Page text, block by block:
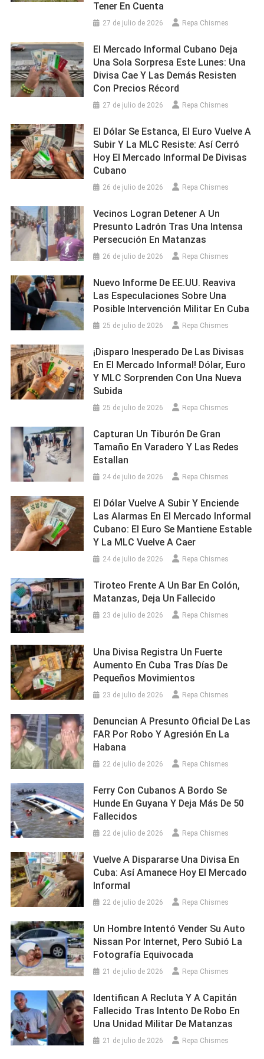
Tener En Cuenta
27 de julio de 2026 Repa Chismes
El Mercado Informal Cubano Deja
Una Sola Sorpresa Este Lunes: Una
Divisa Cae Y Las Demás Resisten
Con Precios Récord
27 de julio de 2026 Repa Chismes
El Dólar Se Estanca, El Euro Vuelve A
Subir Y La MLC Resiste: Así Cerró
Hoy El Mercado Informal De Divisas
Cubano
26 de julio de 2026 Repa Chismes
Vecinos Logran Detener A Un
Presunto Ladrón Tras Una Intensa
Persecución En Matanzas
26 de julio de 2026 Repa Chismes
Nuevo Informe De EE.UU. Reaviva
Las Especulaciones Sobre Una
Posible Intervención Militar En Cuba
25 de julio de 2026 Repa Chismes
¡Disparo Inesperado De Las Divisas
En El Mercado Informal! Dólar, Euro
Y MLC Sorprenden Con Una Nueva
Subida
25 de julio de 2026 Repa Chismes
Capturan Un Tiburón De Gran
Tamaño En Varadero Y Las Redes
Estallan
24 de julio de 2026 Repa Chismes
El Dólar Vuelve A Subir Y Enciende
Las Alarmas En El Mercado Informal
Cubano: El Euro Se Mantiene Estable
Y La MLC Vuelve A Caer
24 de julio de 2026 Repa Chismes
Tiroteo Frente A Un Bar En Colón,
Matanzas, Deja Un Fallecido
23 de julio de 2026 Repa Chismes
Una Divisa Registra Un Fuerte
Aumento En Cuba Tras Días De
Pequeños Movimientos
23 de julio de 2026 Repa Chismes
Denuncian A Presunto Oficial De Las
FAR Por Robo Y Agresión En La
Habana
22 de julio de 2026 Repa Chismes
Ferry Con Cubanos A Bordo Se
Hunde En Guyana Y Deja Más De 50
Fallecidos
22 de julio de 2026 Repa Chismes
Vuelve A Dispararse Una Divisa En
Cuba: Así Amanece Hoy El Mercado
Informal
22 de julio de 2026 Repa Chismes
Un Hombre Intentó Vender Su Auto
Nissan Por Internet, Pero Subió La
Fotografía Equivocada
21 de julio de 2026 Repa Chismes
Identifican A Recluta Y A Capitán
Fallecido Tras Intento De Robo En
Una Unidad Militar De Matanzas
21 de julio de 2026 Repa Chismes